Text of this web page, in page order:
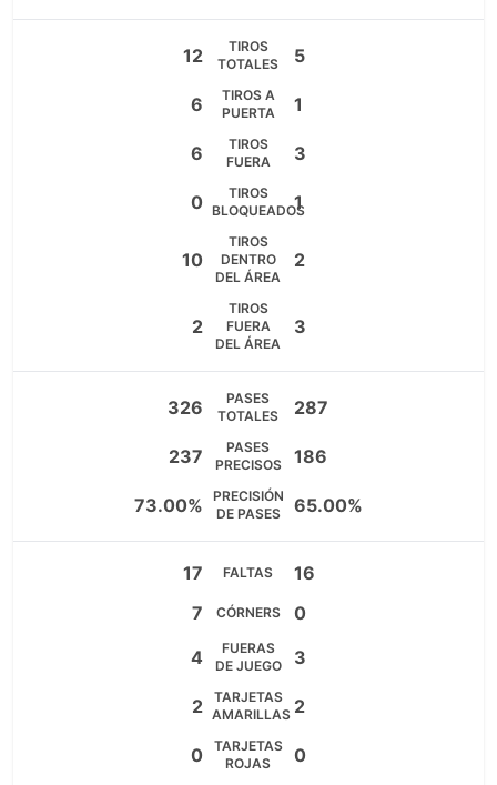
12
TIROS
TOTALES
5
6
TIROS A
PUERTA
1
6
TIROS
FUERA
3
0
TIROS
BLOQUEADOS
1
10
TIROS
DENTRO
DEL ÁREA
2
2
TIROS
FUERA
DEL ÁREA
3
326
PASES
TOTALES
287
237
PASES
PRECISOS
186
73.00%
PRECISIÓN
DE PASES
65.00%
17 FALTAS
16
7
CÓRNERS
0
4
FUERAS
DE JUEGO
3
2
TARJETAS
AMARILLAS 2
0
TARJETAS
ROJAS
0